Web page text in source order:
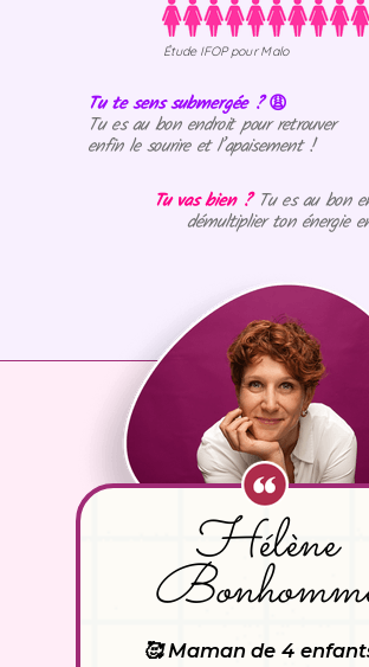
Hélène
🥰 Maman de 4
Tu te sens submergée ?😩
Tu es au bon endroit pour retrouver
enfin le sourire et l’apaisement !
Tu vas bien ? Tu es au bon
démultiplier ton énergie
Étude IFOP pour Malo